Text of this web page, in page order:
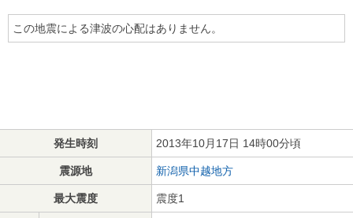
この地震による津波の心配はありません。
発生時刻 2013年10月17日 14時00分頃
震源地 新潟県中越地方
最大震度 震度1